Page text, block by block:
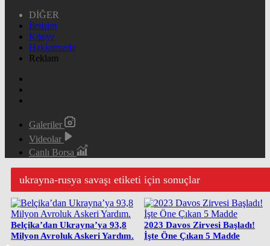
DİĞER
İletişim
Künye
Hakkımızda
Reklam
Galeriler
Videolar
Canlı Borsa
ukrayna-rusya savaşı etiketi için sonuçlar
Belçika’dan Ukrayna’ya 93,8
Milyon Avroluk Askeri Yardım.
2023 Davos Zirvesi Başladı!
İşte Öne Çıkan 5 Madde